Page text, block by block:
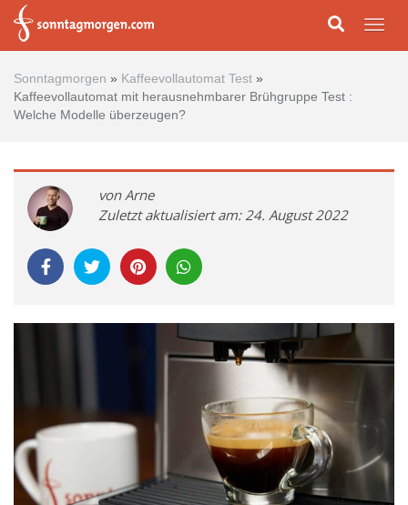
Skip to main content
Sonntagmorgen » Kaffeevollautomat Test »
Kaffeevollautomat mit herausnehmbarer Brühgruppe Test :
Welche Modelle überzeugen?
von Arne
Zuletzt aktualisiert am: 24. August 2022